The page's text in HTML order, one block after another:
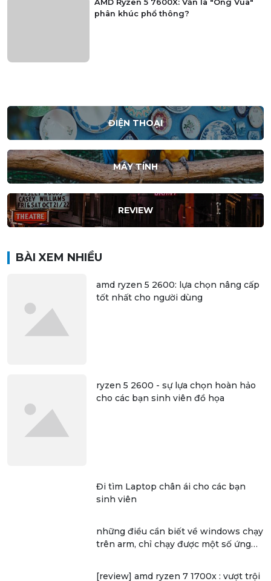
AMD Ryzen 5 7600X: Vẫn là "Ông Vua"
phân khúc phổ thông?
ĐIỆN THOẠI
MÁY TÍNH
REVIEW
BÀI XEM NHIỀU
amd ryzen 5 2600: lựa chọn nâng cấp
tốt nhất cho người dùng
ryzen 5 2600 - sự lựa chọn hoàn hảo
cho các bạn sinh viên đồ họa
Đi tìm Laptop chân ái cho các bạn
sinh viên
những điều cần biết về windows chạy
dụng 32 bit